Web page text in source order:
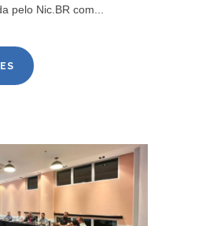
pelo Nic.BR com...